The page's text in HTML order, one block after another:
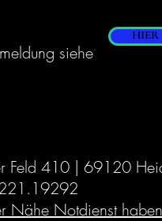
siehe
HIER
Feld 410 | 69120
Nähe Notdienst